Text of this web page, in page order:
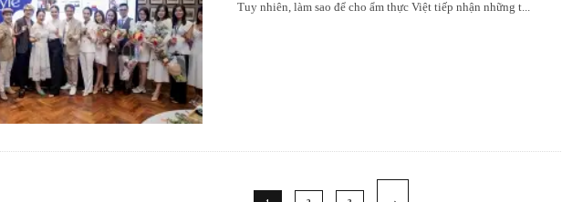
Tuy nhiên, làm sao để cho ẩm thực Việt tiếp nhận những t...